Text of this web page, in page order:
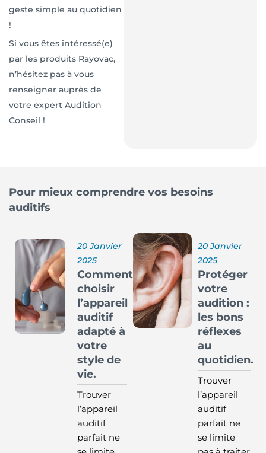
geste simple au quotidien
!
Si vous êtes intéressé(e)
par les produits Rayovac,
n’hésitez pas à vous
renseigner auprès de
votre expert Audition
Conseil !
Pour mieux comprendre vos besoins
auditifs
20 Janvier
2025
Comment
choisir
l’appareil
auditif
adapté à
votre
style de
vie.
Trouver
l’appareil
auditif
parfait ne
20 Janvier
2025
Protéger
votre
audition :
les bons
réflexes
au
quotidien.
Trouver
l’appareil
auditif
parfait ne
se limite